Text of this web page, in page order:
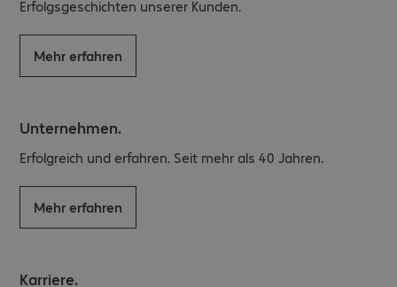
Erfolgsgeschichten unserer Kunden.
Mehr erfahren
Unternehmen.
Erfolgreich und erfahren. Seit mehr als 40 Jahren.
Mehr erfahren
Karriere.